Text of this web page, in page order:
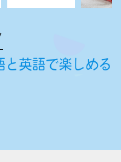
英語で楽しめる